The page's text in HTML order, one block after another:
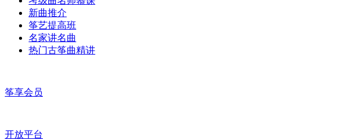
新曲推介
筝艺提高班
名家讲名曲
热门古筝曲精讲
筝享会员
开放平台